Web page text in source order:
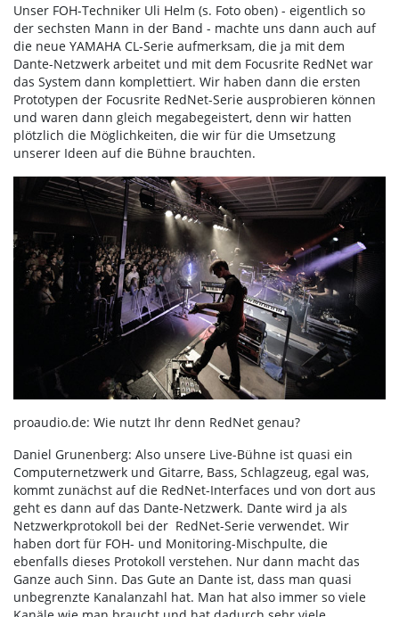
Unser FOH-Techniker Uli Helm (s. Foto oben) - eigentlich so
der sechsten Mann in der Band - machte uns dann auch auf
die neue YAMAHA CL-Serie aufmerksam, die ja mit dem
Dante-Netzwerk arbeitet und mit dem Focusrite RedNet war
das System dann komplettiert. Wir haben dann die ersten
Prototypen der Focusrite RedNet-Serie ausprobieren können
und waren dann gleich megabegeistert, denn wir hatten
plötzlich die Möglichkeiten, die wir für die Umsetzung
unserer Ideen auf die Bühne brauchten.
proaudio.de: Wie nutzt Ihr denn RedNet genau?
Daniel Grunenberg: Also unsere Live-Bühne ist quasi ein
Computernetzwerk und Gitarre, Bass, Schlagzeug, egal was,
kommt zunächst auf die RedNet-Interfaces und von dort aus
geht es dann auf das Dante-Netzwerk. Dante wird ja als
Netzwerkprotokoll bei der RedNet-Serie verwendet. Wir
haben dort für FOH- und Monitoring-Mischpulte, die
ebenfalls dieses Protokoll verstehen. Nur dann macht das
Ganze auch Sinn. Das Gute an Dante ist, dass man quasi
unbegrenzte Kanalanzahl hat. Man hat also immer so viele